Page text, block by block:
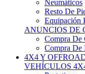
Neumáticos
Resto De
Equipación
ANUNCIOS DE
Compra De
Compra De
4X4 Y
VEHÍCULOS